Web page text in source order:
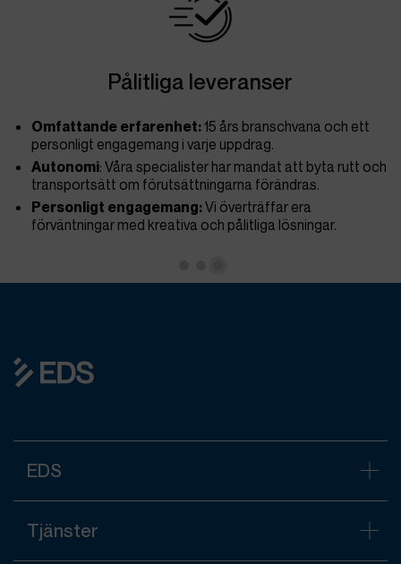
Pålitliga leveranser
Omfattande erfarenhet:15 års branschvana och ett
personligt engagemang i varje uppdrag.
Autonomi: Våra specialister har mandat att byta rutt och
transportsätt om förutsättningarna förändras.
Personligt engagemang:Vi överträffar era
förväntningar med kreativa och pålitliga lösningar.
EDS
Tjänster